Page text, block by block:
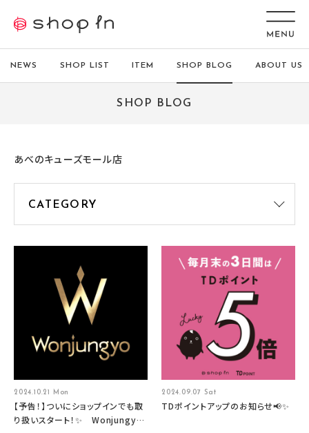
NEWS SHOP LIST ITEM SHOP BLOG ABOUT US
SHOP BLOG
あべのキューズモール店
2024.10.21 Mon
【予告！】ついにショップインでも取
り扱いスタート！✨ Wonjungyo
2024.09.07 Sat
TDポイントアップのお知らせ📢✨